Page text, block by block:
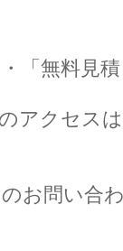
「無料見
アクセス
お問い合